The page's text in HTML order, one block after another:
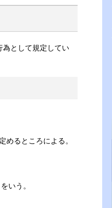
為として規定してい
めるところによる。
いう。